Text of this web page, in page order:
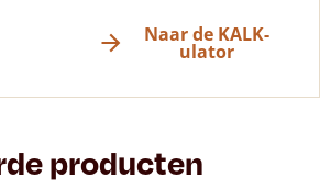
Naar de KALK-
ulator
producten